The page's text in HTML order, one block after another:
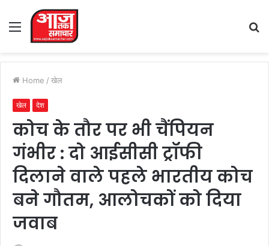
Menu
Home / खेल
खेल देश
कोच के तौर पर भी चैंपियन
गंभीर : दो आईसीसी ट्रॉफी
दिलाने वाले पहले भारतीय कोच
बने गौतम, आलोचकों को दिया
जवाब